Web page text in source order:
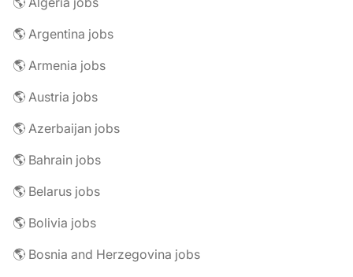
🌎 Argentina jobs
🌎 Armenia jobs
🌎 Austria jobs
🌎 Azerbaijan jobs
🌎 Bahrain jobs
🌎 Belarus jobs
🌎 Bolivia jobs
🌎 Bosnia and Herzegovina jobs